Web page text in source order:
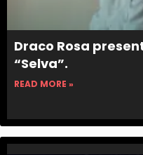
Draco Rosa
“Selva”.
READ MORE »